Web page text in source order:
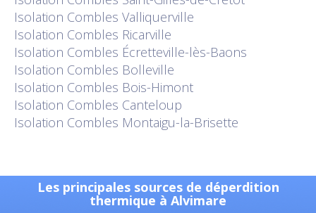
Isolation Combles Valliquerville
Isolation Combles Ricarville
Isolation Combles Écretteville-lès-Baons
Isolation Combles Bolleville
Isolation Combles Bois-Himont
Isolation Combles Canteloup
Isolation Combles Montaigu-la-Brisette
Les principales sources de déperdition
thermique à Alvimare